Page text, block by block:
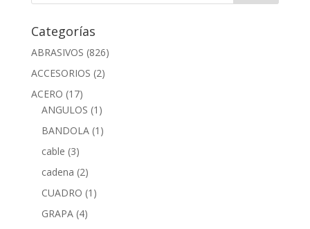
Categorías
ABRASIVOS (826)
ACCESORIOS (2)
ACERO (17)
ANGULOS (1)
BANDOLA (1)
cable (3)
cadena (2)
CUADRO (1)
GRAPA (4)